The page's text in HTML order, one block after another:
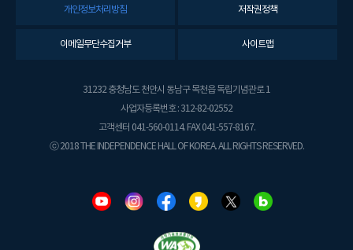
개인정보처리방침 저작권정책
이메일무단수집거부 사이트맵
31232 충청남도 천안시 동남구 목천읍 독립기념관로 1
사업자등록번호 : 312-82-02552
고객센터 041-560-0114. FAX 041-557-8167.
ⓒ 2018 THE INDEPENDENCE HALL OF KOREA. ALL RIGHTS RESERVED.